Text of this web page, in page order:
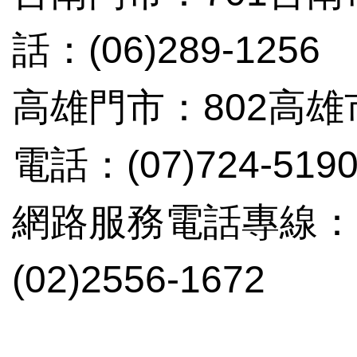
話：(06)289-1256
高雄門市：802高
電話：(07)724-
網路服務電話專線
(02)2556-1672